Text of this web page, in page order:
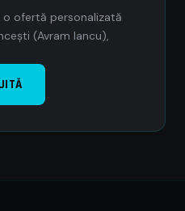
ofertă personalizată
(Avram Iancu),